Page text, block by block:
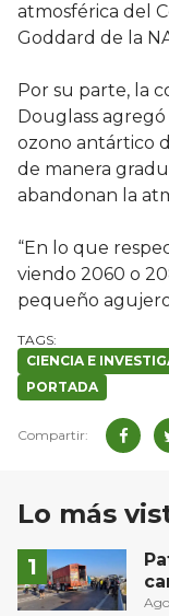
atmosférica del
Goddard de la
Por su parte, la
Douglass
ozono antártico
de manera
abandonan la
“En lo que
viendo 2060 o
pequeño
CIENCIA E
PORTADA
Lo más